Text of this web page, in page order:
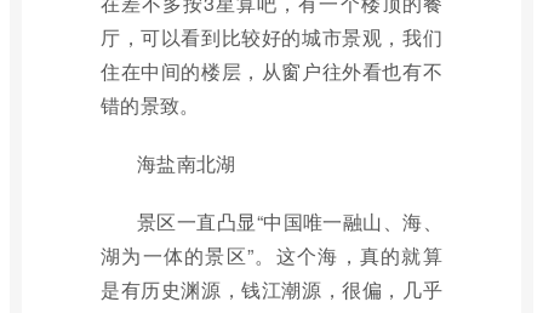
厅，可以看到比较好的城市景观，我们
住在中间的楼层，从窗户往外看也有不
错的景致。
海盐南北湖
景区一直凸显“中国唯一融山、海、
湖为一体的景区”。这个海，真的就算
是有历史渊源，钱江潮源，很偏，几乎